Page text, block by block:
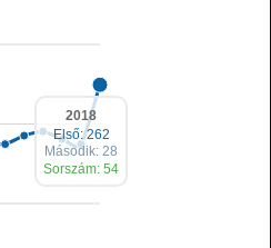
2018
Első: 262
Második: 28
Sorszám: 54